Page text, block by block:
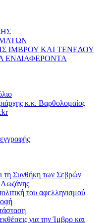
ΙΜΒΡΟΥ ΚΑΙ ΤΕΝΕΔΟΥ
ΕΝΔΙΑΦΕΡΟΝΤΑ
κ.κ. Βαρθολομαίος
τη Συνθήκη των Σεβρών
του αφελληνισμού
για την Ίμβρο και